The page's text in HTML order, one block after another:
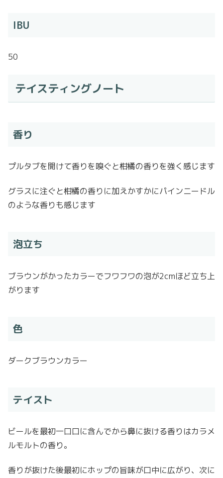
IBU
50
テイスティングノート
香り
プルタブを開けて香りを嗅ぐと柑橘の香りを強く感じます
グラスに注ぐと柑橘の香りに加えかすかにパインニードル
のような香りも感じます
泡立ち
ブラウンがかったカラーでフワフワの泡が2cmほど立ち上
がります
色
ダークブラウンカラー
テイスト
ビールを最初一口口に含んでから鼻に抜ける香りはカラメ
ルモルトの香り。
香りが抜けた後最初にホップの旨味が口中に広がり、次に